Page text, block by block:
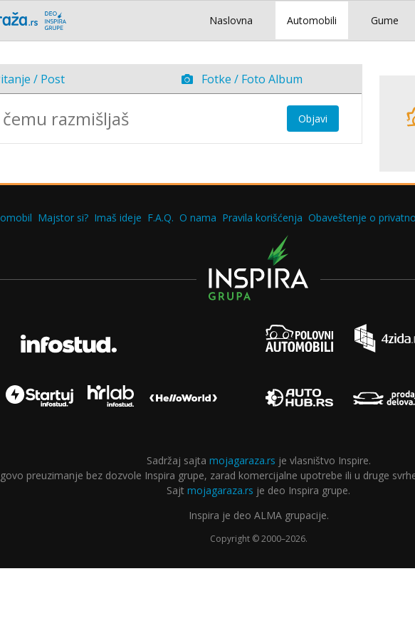
Naslovna Automobili Gume
/ Post Fotke / Foto Album
Objavi
Majstor si? Imaš ideje F.A.Q. O nama Pravila korišćenja Obaveštenje o
Sadržaj sajta mojagaraza.rs je vlasništvo Inspire.
preuzimanje bez dozvole Inspira grupe, zarad komercijalne upotrebe ili u druge
Sajt mojagaraza.rs je deo Inspira grupe.
Inspira je deo ALMA grupacije.
Copyright © 2000–2026.